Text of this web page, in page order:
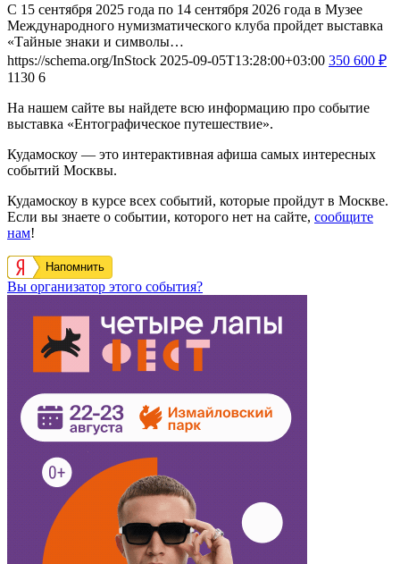
С 15 сентября 2025 года по 14 сентября 2026 года в Музее
Международного нумизматического клуба пройдет выставка
«Тайные знаки и символы…
https://schema.org/InStock 2025-09-05T13:28:00+03:00 350 600 ₽
1130 6
На нашем сайте вы найдете всю информацию про событие
выставка «Ентографическое путешествие».
Кудамоскоу — это интерактивная афиша самых интересных
событий Москвы.
Кудамоскоу в курсе всех событий, которые пройдут в Москве.
Если вы знаете о событии, которого нет на сайте, сообщите
нам!
Напомнить
Вы организатор этого события?